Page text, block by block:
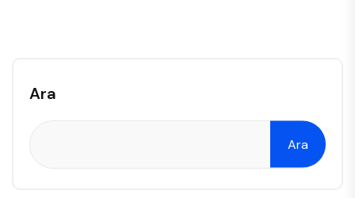
Ara
Ara